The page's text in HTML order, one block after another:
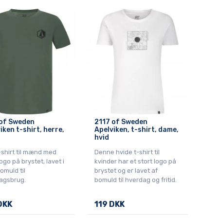
Sweden
t-shirt, herre,
til mænd med
på brystet, lavet i
til
2117 of Sweden
Apelviken, t-shirt, dame,
hvid
Denne hvide t-shirt til
kvinder har et stort logo på
brystet og er lavet af
bomuld til hverdag og fritid.
119 DKK